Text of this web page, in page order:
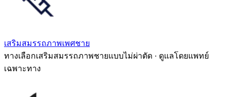
เสริมสมรรถภาพเพศชาย
ทางเลือกเสริมสมรรถภาพชายแบบไม่ผ่าตัด · ดูแลโดยแพทย์
เฉพาะทาง